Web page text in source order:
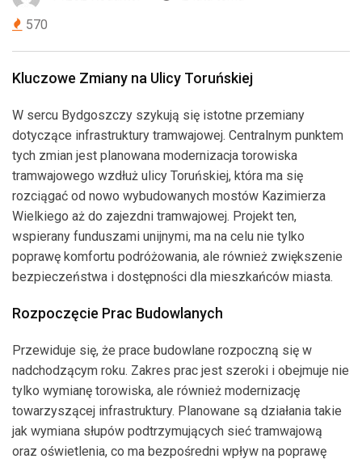
570
Kluczowe Zmiany na Ulicy Toruńskiej
W sercu Bydgoszczy szykują się istotne przemiany
dotyczące infrastruktury tramwajowej. Centralnym punktem
tych zmian jest planowana modernizacja torowiska
tramwajowego wzdłuż ulicy Toruńskiej, która ma się
rozciągać od nowo wybudowanych mostów Kazimierza
Wielkiego aż do zajezdni tramwajowej. Projekt ten,
wspierany funduszami unijnymi, ma na celu nie tylko
poprawę komfortu podróżowania, ale również zwiększenie
bezpieczeństwa i dostępności dla mieszkańców miasta.
Rozpoczęcie Prac Budowlanych
Przewiduje się, że prace budowlane rozpoczną się w
nadchodzącym roku. Zakres prac jest szeroki i obejmuje nie
tylko wymianę torowiska, ale również modernizację
towarzyszącej infrastruktury. Planowane są działania takie
jak wymiana słupów podtrzymujących sieć tramwajową
oraz oświetlenia, co ma bezpośredni wpływ na poprawę